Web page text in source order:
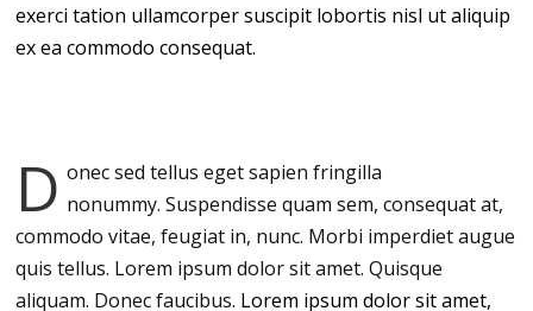
exerci tation ullamcorper suscipit lobortis nisl ut aliquip
ex ea commodo consequat.
D onec sed tellus eget sapien fringilla
nonummy.Suspendisse quam sem, consequat at,
commodo vitae, feugiat in, nunc. Morbi imperdiet augue
quis tellus. Lorem ipsum dolor sit amet. Quisque
aliquam. Donec faucibus. Lorem ipsum dolor sit amet,